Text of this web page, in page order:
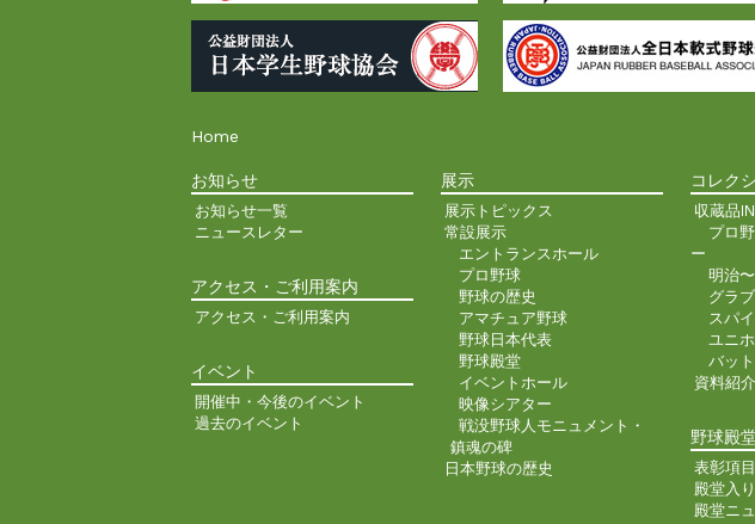
Home
お知らせ
お知らせ一覧
ニュースレター
アクセス・ご利用案内
アクセス・ご利用案内
イベント
開催中・今後のイベント
過去のイベント
展示
展示トピックス
常設展示
エントランスホール
プロ野球
野球の歴史
アマチュア野球
野球日本代表
野球殿堂
イベントホール
映像シアター
戦没野球人モニュメント・
鎮魂の碑
日本野球の歴史
コレク
収蔵品
プロ
ー
明治
グラ
スパ
ユニ
バット
資料紹
野球殿
表彰項目
殿堂入
殿堂ニ